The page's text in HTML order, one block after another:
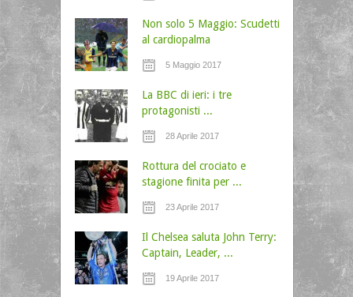
Non solo 5 Maggio: Scudetti
al cardiopalma
5 Maggio 2017
La BBC di ieri: i tre
protagonisti ...
28 Aprile 2017
Rottura del crociato e
stagione finita per ...
23 Aprile 2017
Il Chelsea saluta John Terry:
Captain, Leader, ...
19 Aprile 2017